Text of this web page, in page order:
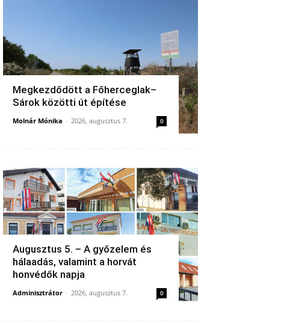
Megkezdődött a Főherceglak–
Sárok közötti út építése
Molnár Mónika - 2026, augusztus 7. 0
Augusztus 5. – A győzelem és
hálaadás, valamint a horvát
honvédők napja
Adminisztrátor - 2026, augusztus 7. 0